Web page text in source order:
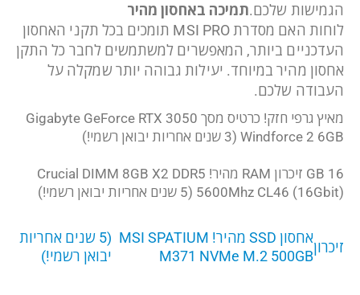
הגמישות שלכם.תמיכה באחסון מהיר
לוחות האם מסדרת MSI PRO תומכים בכל תקני האחסון
העדכניים ביותר, המאפשרים למשתמשים לחבר כל התקן
אחסון מהיר במיוחד. יעילות גבוהה יותר שמקלה על
העבודה שלכם.
מאיץ גרפי חזק! כרטיס מסך Gigabyte GeForce RTX 3050
Windforce 2 6GB (3 שנים אחריות יבואן רשמי!)
16 GB זיכרון RAM מהיר! Crucial DIMM 8GB X2 DDR5
5600Mhz CL46 (16Gbit) (5 שנים אחריות יבואן רשמי!)
זיכרון
אחסון SSD מהיר! MSI SPATIUM
M371 NVMe M.2 500GB
(5 שנים אחריות
יבואן רשמי!)